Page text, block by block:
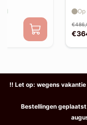
!! Let op: wegens
Bestellingen geplaatst